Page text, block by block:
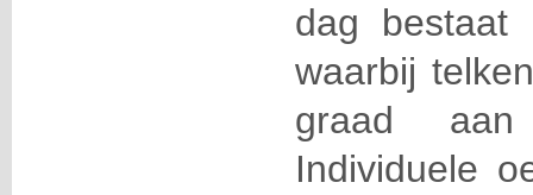
dag bestaat
waarbij
graad
Individuele